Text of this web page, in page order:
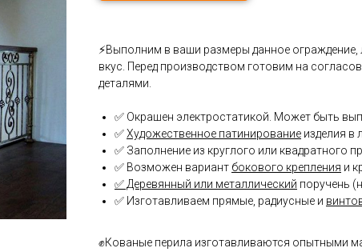
⚡Выполним в ваши размеры данное
вкус. Перед производством готовим на
деталями.
✅ Окрашен электростатикой. Может быть
✅Художественное патинирование изделия в
✅ Заполнение из круглого или квадратного
✅ Возможен вариант бокового крепления и
✅ Деревянный или металлический поручень
✅ Изготавливаем прямые, радиусные и
✊Кованые перила изготавливаются опытными